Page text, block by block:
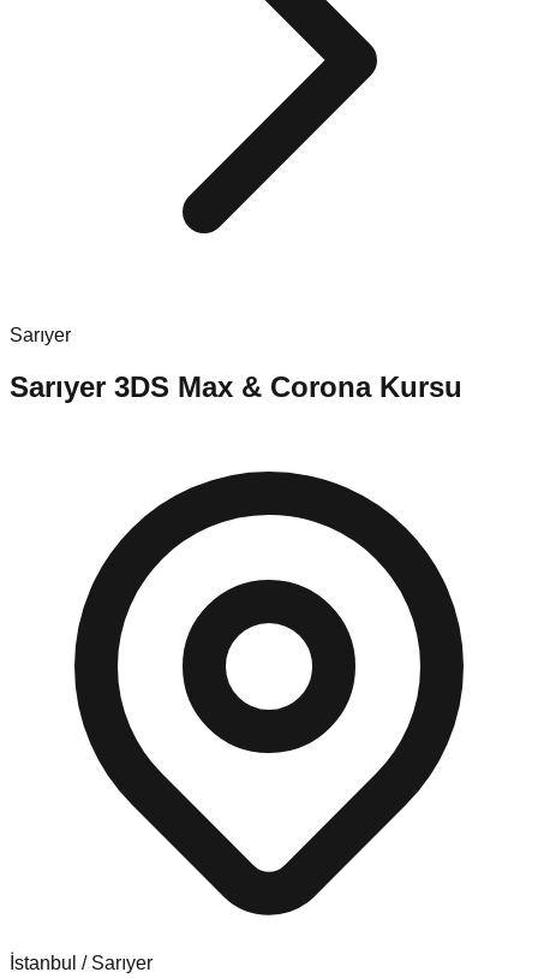
Sarıyer
Sarıyer 3DS Max & Corona Kursu
İstanbul / Sarıyer